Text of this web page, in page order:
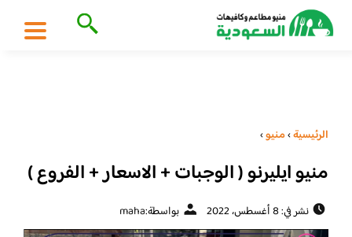
الرئيسية›منيو›
منيو ايليرنو ( الوجبات + الاسعار + الفروع )
نشر في: 8 أغسطس، 2022 بواسطة:maha